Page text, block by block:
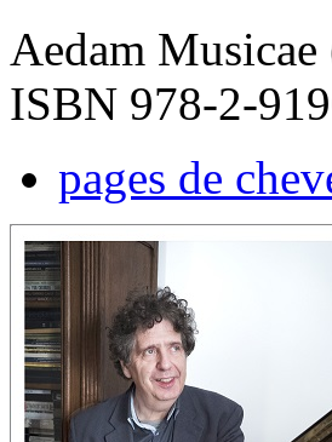
Aedam
ISBN 978-2-
pages de